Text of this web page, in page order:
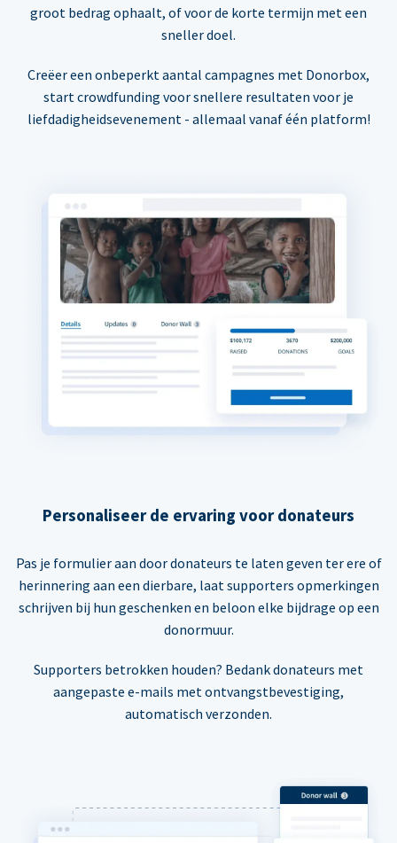
groot bedrag ophaalt, of voor de korte termijn met een
sneller doel.
Creëer een onbeperkt aantal campagnes met Donorbox,
start crowdfunding voor snellere resultaten voor je
liefdadigheidsevenement - allemaal vanaf één platform!
Personaliseer de ervaring voor donateurs
Pas je formulier aan door donateurs te laten geven ter ere of
herinnering aan een dierbare, laat supporters opmerkingen
schrijven bij hun geschenken en beloon elke bijdrage op een
donormuur.
Supporters betrokken houden? Bedank donateurs met
aangepaste e-mails met ontvangstbevestiging,
automatisch verzonden.